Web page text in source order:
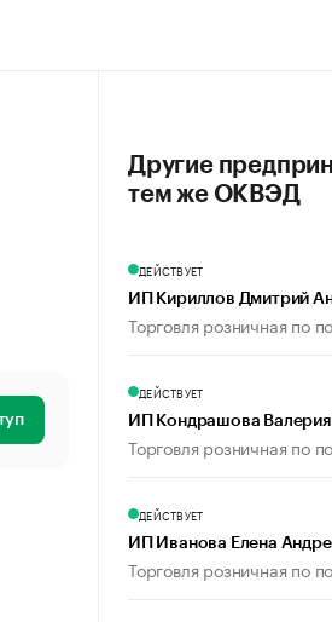
Другие
тем же ОКВЭД
ДЕЙСТВУЕТ
ИП Кириллов Дмитрий
Торговля розничная по
ДЕЙСТВУЕТ
ИП Кондрашова
Торговля розничная по
ДЕЙСТВУЕТ
ИП Иванова Елена
Торговля розничная по